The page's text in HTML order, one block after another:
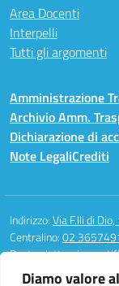
Diamo valore
Area Docenti
Interpelli
Tutti gli argomenti
Amministrazione
Archivio Amm.
Dichiarazione di
Note LegaliCrediti
Indirizzo:Via F.lli di
Centralino:02
Posta elettronica